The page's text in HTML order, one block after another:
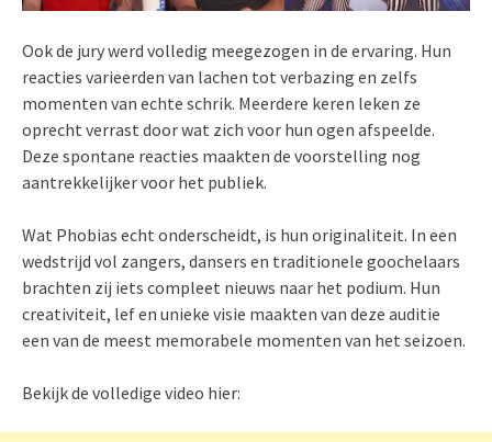
Ook de jury werd volledig meegezogen in de ervaring. Hun
reacties varieerden van lachen tot verbazing en zelfs
momenten van echte schrik. Meerdere keren leken ze
oprecht verrast door wat zich voor hun ogen afspeelde.
Deze spontane reacties maakten de voorstelling nog
aantrekkelijker voor het publiek.
Wat Phobias echt onderscheidt, is hun originaliteit. In een
wedstrijd vol zangers, dansers en traditionele goochelaars
brachten zij iets compleet nieuws naar het podium. Hun
creativiteit, lef en unieke visie maakten van deze auditie
een van de meest memorabele momenten van het seizoen.
Bekijk de volledige video hier: